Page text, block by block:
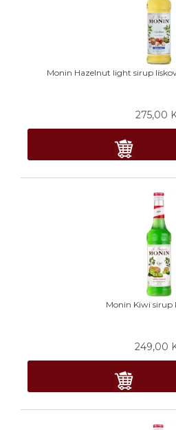
Monin Hazelnut light sirup
275,00
Monin Kiwi sirup
249,00